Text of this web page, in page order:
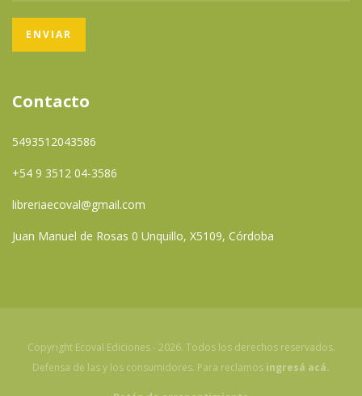
Contacto
5493512043586
+54 9 3512 04-3586
libreriaecoval@gmail.com
Juan Manuel de Rosas 0 Unquillo, X5109, Córdoba
Copyright Ecoval Ediciones - 2026. Todos los derechos reservados.
Defensa de las y los consumidores. Para reclamos ingresá acá.